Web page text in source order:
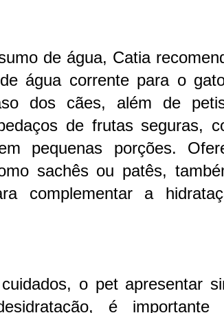
de água, Catia
água corrente para o
dos cães, além de
de frutas seguras,
pequenas porções.
sachês ou patês,
complementar a
o pet apresentar
é importante